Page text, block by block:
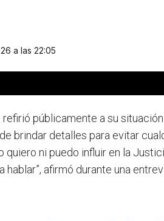
a las 22:05
refirió públicamente a su situación
brindar detalles para evitar
quiero ni puedo influir en la
hablar”, afirmó durante una